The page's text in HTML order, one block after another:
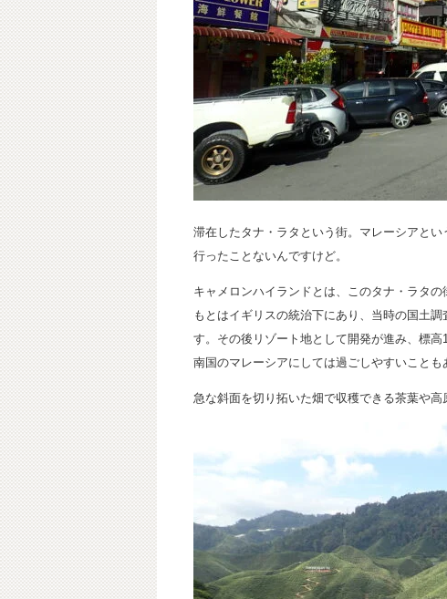
滞在したタナ・ラタという街。マレーシアと
行ったことないんですけど。
キャメロンハイランドとは、このタナ・ラタ
もとはイギリスの統治下にあり、当時の国土
す。その後リゾート地として開発が進み、標
南国のマレーシアにしては過ごしやすいこと
急な斜面を切り拓いた畑で収穫できる茶葉や高